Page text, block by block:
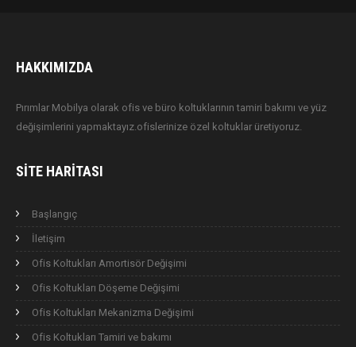
HAKKIMIZDA
Pırımlar Mobilya olarak ofis ve büro koltuklarının tamiri bakımı ve yüz
değişimlerini yapmaktayız.ofislerinize özel koltuklar üretiyoruz.
SITE HARITASI
Başlangıç
İletişim
Ofis Koltukları Amortisör Değişimi
Ofis Koltukları Döşeme Değişimi
Ofis Koltukları Mekanizma Değişimi
Ofis Koltukları Tamiri ve bakımı